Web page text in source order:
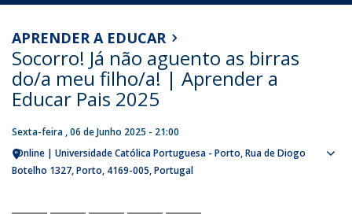
APRENDER A EDUCAR
Socorro! Já não aguento as birras
do/a meu filho/a! | Aprender a
Educar Pais 2025
Sexta-feira , 06 de Junho 2025 - 21:00
Online | Universidade Católica Portuguesa - Porto Rua de Diogo
Botelho 1327 Porto 4169-005 Portugal